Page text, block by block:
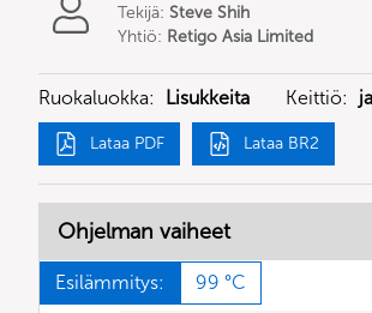
Tekijä: Steve Shih
Yhtiö: Retigo Asia Limited
Ruokaluokka: Lisukkeita Keittiö:
Lataa PDF Lataa BR2
Ohjelman vaiheet
Esilämmitys: 99 °C